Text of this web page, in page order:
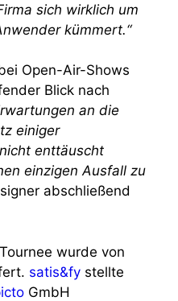
sich wirklich um
kümmert.“
Open-Air-Shows
Blick nach
an die
einiger
enttäuscht
einzigen Ausfall zu
abschließend
wurde von
satis&fy stellte
GmbH